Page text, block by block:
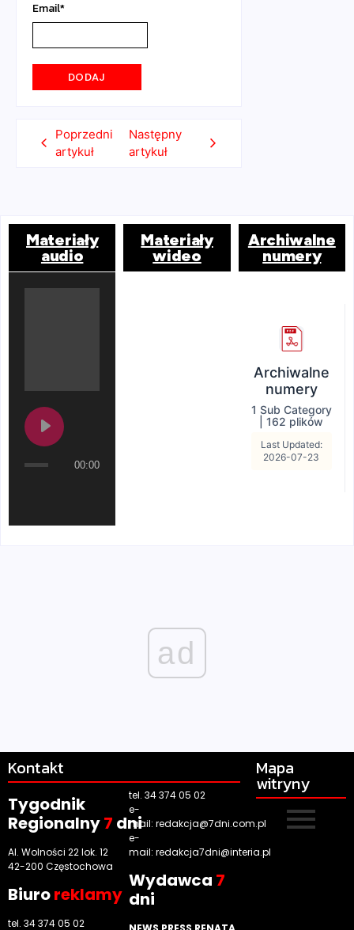
Email*
Poprzedni
artykuł
Następny
artykuł
Materiały
audio
00:00
Materiały
wideo
Archiwalne
numery
Archiwalne
numery
1 Sub Category
162 plików
Last Updated:
2026-07-23
ad
Kontakt
Tygodnik
Regionalny7 dni
Al. Wolności 22 lok. 12
42-200 Częstochowa
Biuroreklamy
tel. 34 374 05 02
tel. 34 374 05 02
e-
mail: redakcja@7dni.com.pl
e-
mail: redakcja7dni@interia.pl
Wydawca 7
dni
Mapa
witryny